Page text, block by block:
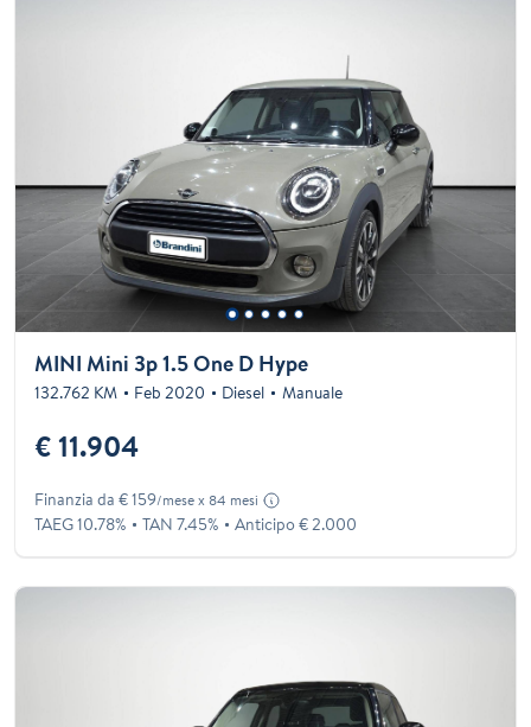
MINI Mini 3p 1.5 One D Hype
132.762 KM Feb 2020 Diesel Manuale
€ 11.904
Finanzia da € 159/mese x 84 mesi
TAEG 10.78% TAN 7.45% Anticipo € 2.000